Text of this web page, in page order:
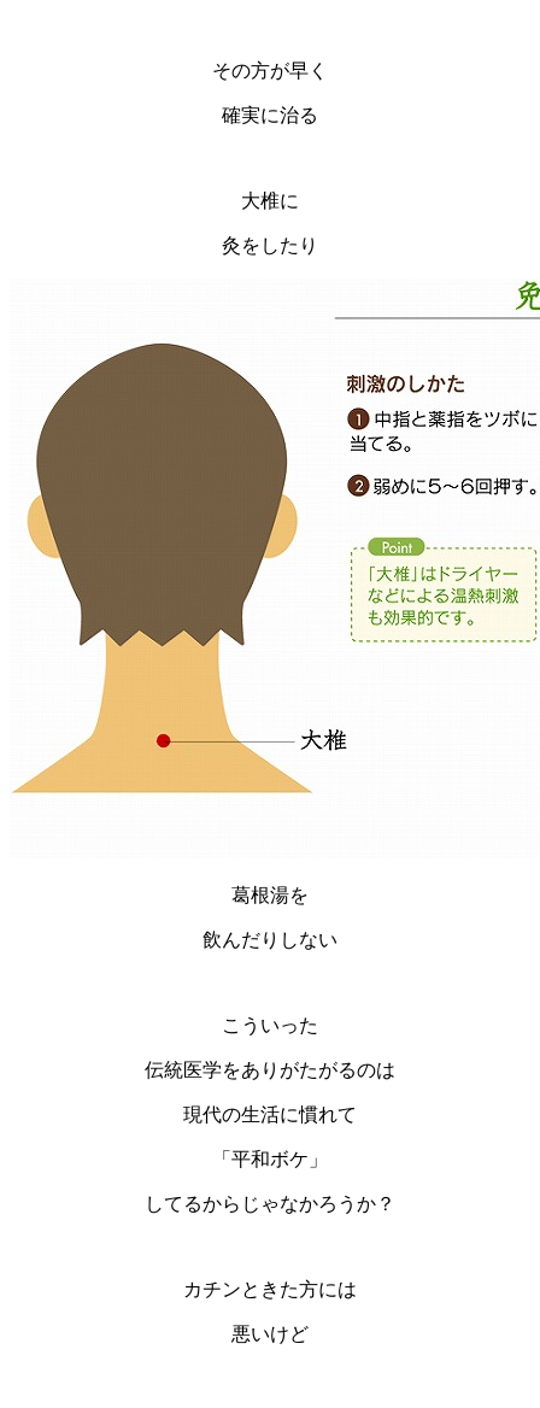
その方が早く
確実に治る
大椎に
灸をしたり
葛根湯を
飲んだりしない
こういった
伝統医学をありがたがるのは
現代の生活に慣れて
「平和ボケ」
してるからじゃなかろうか？
カチンときた方には
悪いけど